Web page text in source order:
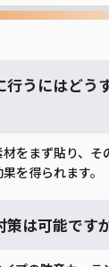
行うにはどう
材をまず貼り、そ
を得られます。
は可能です